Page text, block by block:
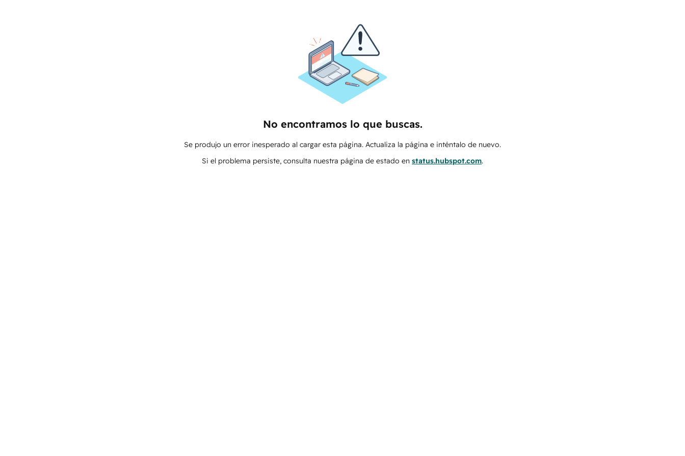
No encontramos lo que buscas.
Se produjo un error inesperado al cargar esta página. Actualiza la página e inténtalo de nuevo.
Si el problema persiste, consulta nuestra página de estado en status.hubspot.com.